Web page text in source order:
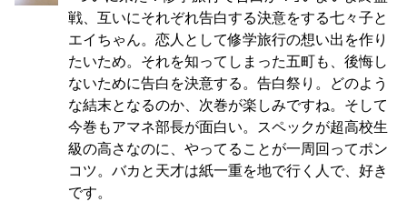
戦、互いにそれぞれ告白する決意をする七々子と
エイちゃん。恋人として修学旅行の想い出を作り
たいため。それを知ってしまった五町も、後悔し
ないために告白を決意する。告白祭り。どのよう
な結末となるのか、次巻が楽しみですね。そして
今巻もアマネ部長が面白い。スペックが超高校生
級の高さなのに、やってることが一周回ってポン
コツ。バカと天才は紙一重を地で行く人で、好き
です。